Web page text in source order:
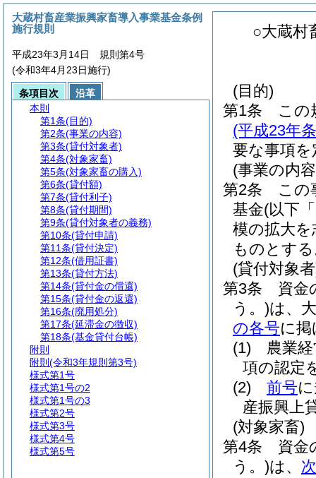
○大蔵村
(目的)
第1条
この
(平成23年
要な事項
(事業の内
第2条
この
基金(以下
模の拡大
ものとす
(貸付対象
第3条
資金
う。)は、
の各号に
(1)
農業
項の認定
(2)
前号
産振興上
(対象家畜)
第4条
資金
う。)は、
大蔵村畜産業振興家畜導入事業基金条例
施行規則
平成23年3月14日 規則第4号
(令和3年4月23日施行)
条項目次
沿革
本則
第1条(目的)
第2条(事業の内容)
第3条(貸付対象者)
第4条(対象家畜)
第5条(対象家畜の購入)
第6条(貸付額)
第7条(貸付利子)
第8条(貸付期間)
第9条(貸付対象者の義務)
第10条(貸付申請)
第11条(貸付決定)
第12条(借用証書)
第13条(貸付方法)
第14条(貸付金の償還)
第15条(貸付金の返還)
第16条(廃用処分)
第17条(延滞金の徴収)
第18条(基金貸付台帳)
附則
附則 (令和3年規則第3号)
様式第1号
様式第1号の2
様式第1号の3
様式第2号
様式第3号
様式第4号
様式第5号